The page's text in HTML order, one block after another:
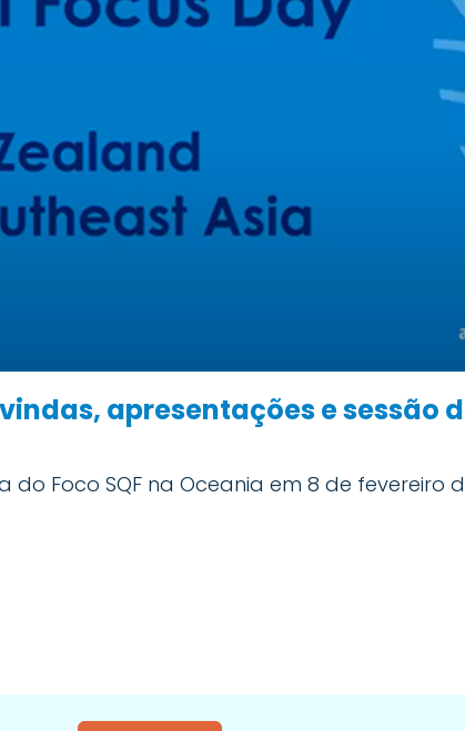
apresentações e sessão
Foco SQF na Oceania em 8 de fevereiro